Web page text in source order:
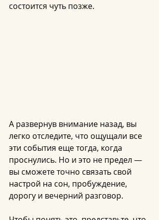
состоится чуть позже.
А развернув внимание назад, вы
легко отследите, что ощущали все
эти события еще тогда, когда
проснулись. Но и это не предел —
вы сможете точно связать свой
настрой на сон, пробуждение,
дорогу и вечерний разговор.